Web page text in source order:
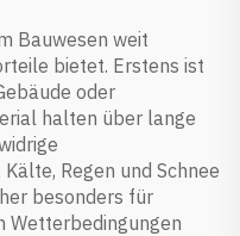
Bauwesen weit
bietet. Erstens ist
oder
halten über lange
Regen und Schnee
besonders für
Wetterbedingungen